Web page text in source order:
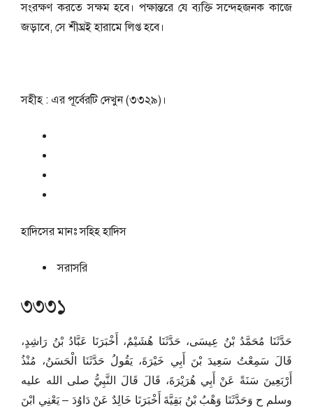
সংরক্ষণ করতে সক্ষম হবে। পক্ষান্তরে যে ব্যক্তি সন্দেহজনক কাজে
জড়াবে, সে শীঘ্রই হারামে লিপ্ত হবে।
সহীহ : এর পূর্বেরটি দেখুন (৩৩২৯)।
হাদিসের মানঃসহিহ হাদিস
সরাসরি
৩৩৩১
حَدَّثَنَا مُحَمَّدُ بْنُ عِيسَى، حَدَّثَنَا هُشَيْمٌ، أَخْبَرَنَا عَبَّادُ بْنُ رَاشِدٍ،
قَالَ سَمِعْتُ سَعِيدَ بْنَ أَبِي خَيْرَةَ، يَقُولُ حَدَّثَنَا الْحَسَنُ، مُنْذُ
أَرْبَعِينَ سَنَةً عَنْ أَبِي هُرَيْرَةَ، قَالَ قَالَ النَّبِيُّ صلى الله عليه
وسلم ح وَحَدَّثَنَا وَهْبُ بْنُ بَقِيَّةَ أَخْبَرَنَا خَالِدٌ عَنْ دَاوُدَ – يَعْنِي ابْنَ